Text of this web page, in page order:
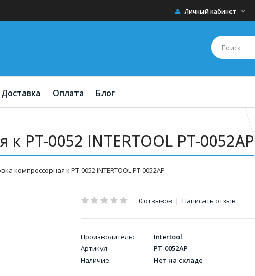
Личный кабинет
Доставка Оплата Блог
PT-0052 INTERTOOL PT-0052AP
компрессорная к PT-0052 INTERTOOL PT-0052AP
0 отзывов | Написать отзыв
Производитель:
Intertool
Артикул:
PT-0052AP
Наличие:
Нет на складе